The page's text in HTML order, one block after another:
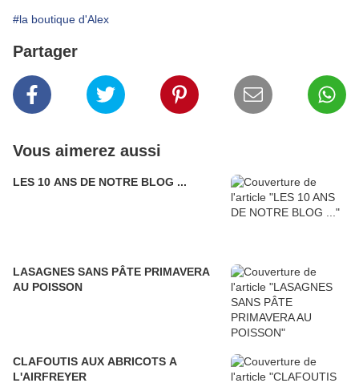
#la boutique d'Alex
Partager
Vous aimerez aussi
LES 10 ANS DE NOTRE BLOG ...
LASAGNES SANS PÂTE PRIMAVERA
AU POISSON
CLAFOUTIS AUX ABRICOTS A
L'AIRFREYER